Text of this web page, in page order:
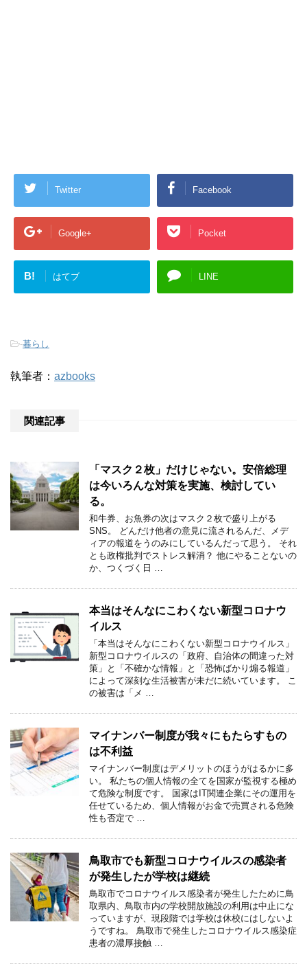
Twitter Facebook
Google+ Pocket
B! はてブ LINE
-暮らし
執筆者： azbooks
関連記事
「マスク２枚」だけじゃない。安倍総理
は今いろんな対策を実施、検討してい
る。
和牛券、お魚券の次はマスク２枚で盛り上がる
SNS。 どんだけ他者の意見に流されるんだ、メデ
ィアの報道をうのみにしているんだって思う。 それ
とも政権批判でストレス解消？ 他にやることないの
か、つくづく日 …
本当はそんなにこわくない新型コロナウ
イルス
「本当はそんなにこわくない新型コロナウイルス」
新型コロナウイルスの「政府、自治体の間違った対
策」と「不確かな情報」と「恐怖ばかり煽る報道」
によって深刻な生活被害が未だに続いています。 こ
の被害は「メ …
マイナンバー制度が我々にもたらすもの
は不利益
マイナンバー制度はデメリットのほうがはるかに多
い。 私たちの個人情報の全てを国家が監視する極め
て危険な制度です。 国家はIT関連企業にその運用を
任せているため、個人情報がお金で売買される危険
性も否定で …
鳥取市でも新型コロナウイルスの感染者
が発生したが学校は継続
鳥取市でコロナウイルス感染者が発生したために鳥
取県内、鳥取市内の学校開放施設の利用は中止にな
っていますが、現段階では学校は休校にはしないよ
うですね。 鳥取市で発生したコロナウイルス感染症
患者の濃厚接触 …